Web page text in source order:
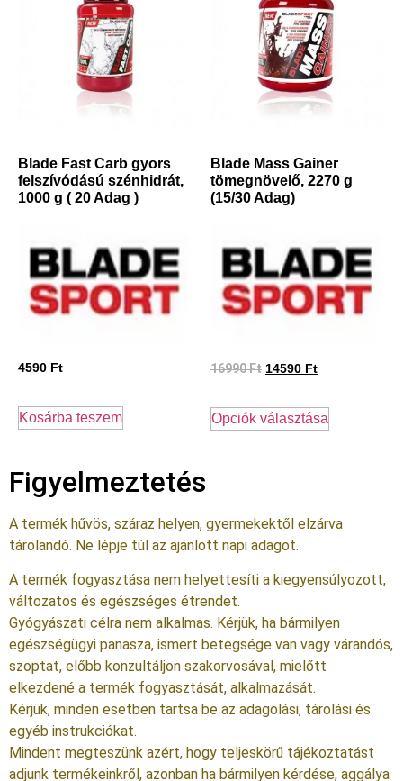
Blade Fast Carb gyors
felszívódású szénhidrát,
1000 g ( 20 Adag )
4590 Ft
Kosárba teszem
Blade Mass Gainer
tömegnövelő, 2270 g
(15/30 Adag)
16990Ft 14590 Ft
Opciók választása
Figyelmeztetés
A termék hűvös, száraz helyen, gyermekektől elzárva
tárolandó. Ne lépje túl az ajánlott napi adagot.
A termék fogyasztása nem helyettesíti a kiegyensúlyozott,
változatos és egészséges étrendet.
Gyógyászati célra nem alkalmas. Kérjük, ha bármilyen
egészségügyi panasza, ismert betegsége van vagy várandós,
szoptat, előbb konzultáljon szakorvosával, mielőtt
elkezdené a termék fogyasztását, alkalmazását.
Kérjük, minden esetben tartsa be az adagolási, tárolási és
egyéb instrukciókat.
Mindent megteszünk azért, hogy teljeskörű tájékoztatást
adjunk termékeinkről, azonban ha bármilyen kérdése, aggálya